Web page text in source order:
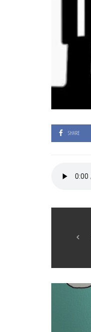
SHARE